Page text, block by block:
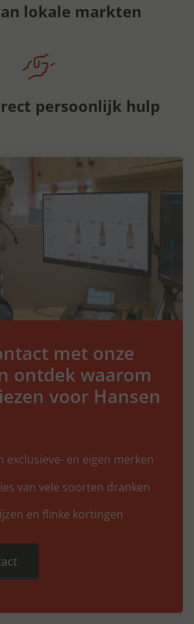
lokale markten
persoonlijk hulp
met onze
ontdek waarom
voor Hansen
exclusieve- en eigen merken
van vele soorten dranken
en flinke kortingen